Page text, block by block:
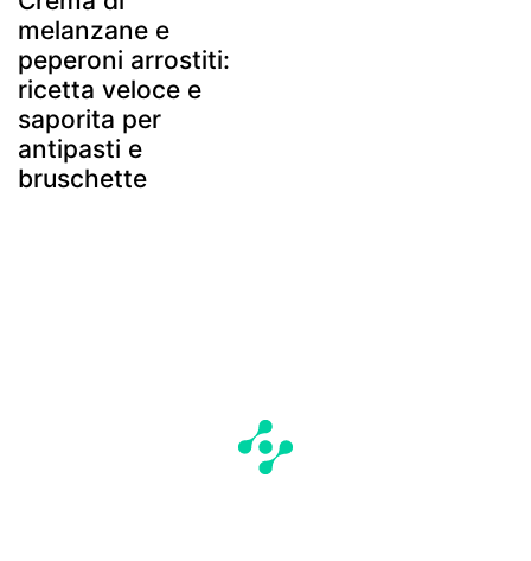
melanzane e
peperoni arrostiti:
ricetta veloce e
saporita per
antipasti e
bruschette